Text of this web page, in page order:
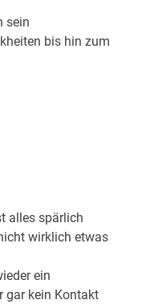
sein
bis hin zum
alles spärlich
wirklich etwas
ein
gar kein Kontakt